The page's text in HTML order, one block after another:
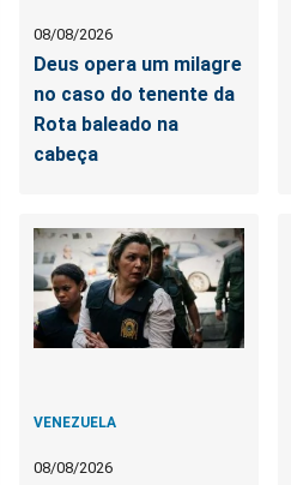
08/08/2026
Deus opera um milagre
no caso do tenente da
Rota baleado na
cabeça
VENEZUELA
08/08/2026